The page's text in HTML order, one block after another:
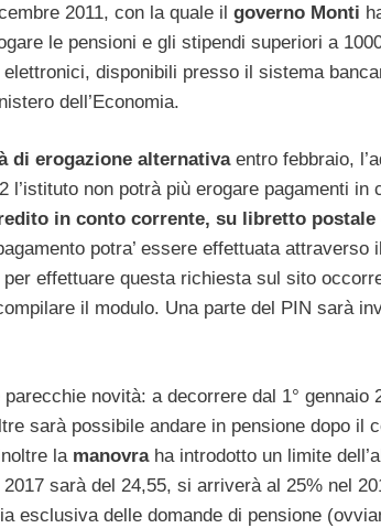
2011, con la quale il governo Monti
le pensioni e gli stipendi superiori a
disponibili presso il sistema
dell’Economia.
di erogazione alternativa entro febbraio,
non potrà più erogare pagamenti in
in conto corrente, su libretto postale
potra’ essere effettuata attraverso il
effettuare questa richiesta sul sito
il modulo. Una parte del PIN sarà
novità: a decorrere dal 1° gennaio
sarà possibile andare in pensione dopo il
la manovraha introdotto un limite
sarà del 24,55, si arriverà al 25% nel
esclusiva delle domande di pensione